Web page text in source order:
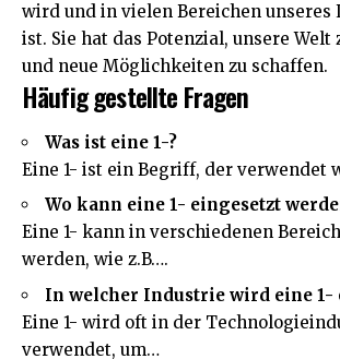
wird und in vielen Bereichen unseres
ist. Sie hat das Potenzial, unsere Welt
und neue Möglichkeiten zu schaffen.
Häufig gestellte Fragen
Was ist eine 1-?
Eine 1- ist ein Begriff, der verwendet
Wo kann eine 1- eingesetzt
Eine 1- kann in verschiedenen
werden, wie z.B….
In welcher Industrie wird eine 1-
Eine 1- wird oft in der
verwendet, um…